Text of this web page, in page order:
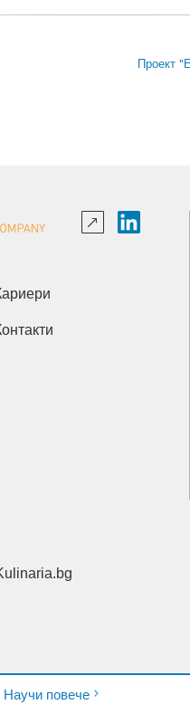
Проект
Научи повече
Кариери
Контакти
Kulinaria.bg